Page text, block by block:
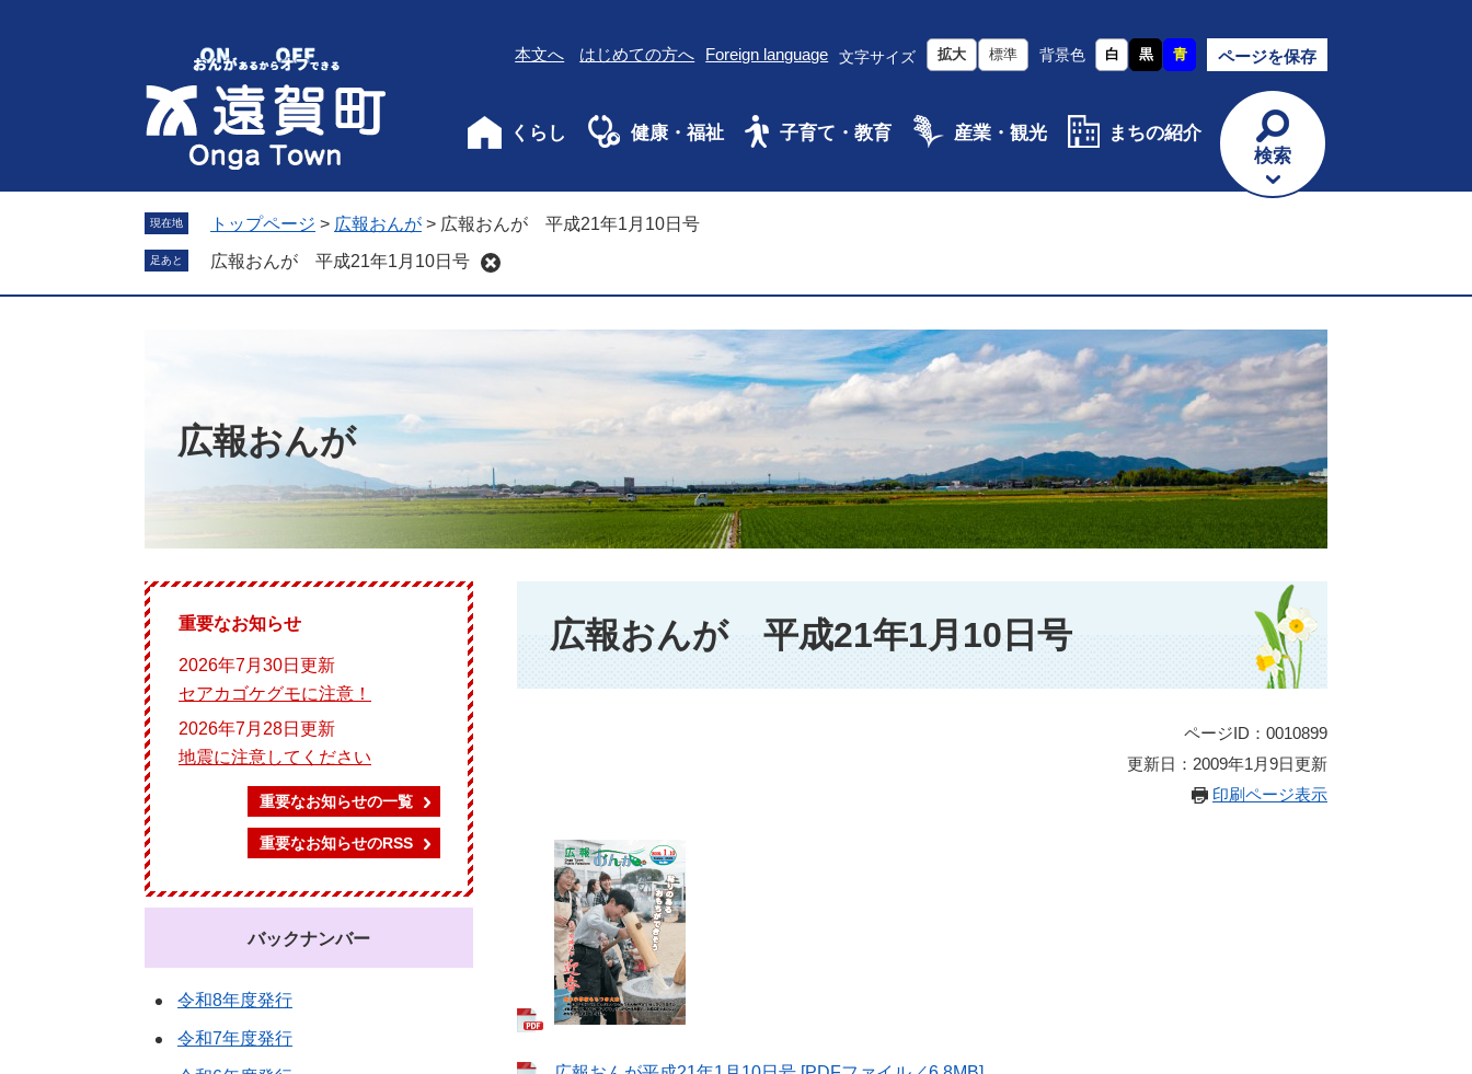
す
し
へ
本文へ はじめての方へ Foreign language 文字サイズ 拡大 標準 背景色 白 黒 青 ページを保存
くらし 健康・福祉 子育て・教育 産業・観光
まちの紹介
検索
現在地 トップページ > 広報おんが > 広報おんが 平成21年1月10日号
足あと 広報おんが 平成21年1月10日号
広報おんが
広報おんが 平成21年1月10日号
ページID：0010899
更新日：2009年1月9日更新
印刷ページ表示
重要なお知らせ
2026年7月30日更新
セアカゴケグモに注意！
2026年7月28日更新
地震に注意してください
重要なお知らせの一覧
重要なお知らせのRSS
バックナンバー
令和8年度発行
令和7年度発行